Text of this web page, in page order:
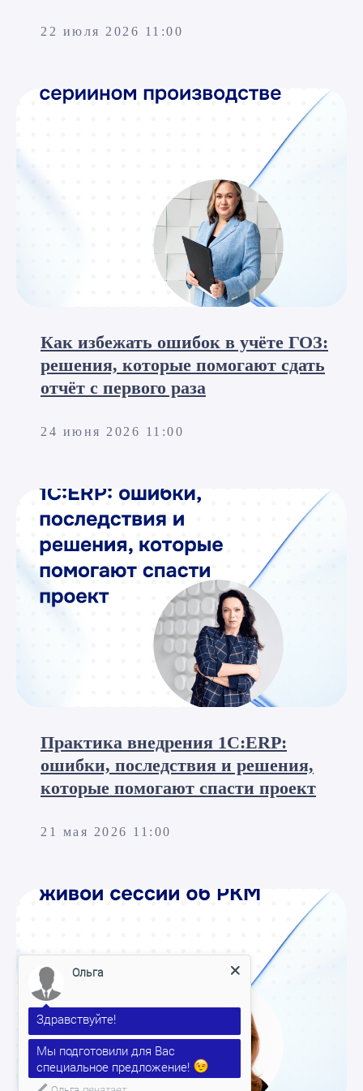
22 июля 2026 11:00
Как избежать ошибок в учёте ГОЗ:
решения, которые помогают сдать
отчёт с первого раза
24 июня 2026 11:00
Практика внедрения 1С:ERP:
ошибки, последствия и решения,
которые помогают спасти проект
21 мая 2026 11:00
Здравствуйте!
Мы подготовили для Вас
специальное предложение!
Расскажу подробнее. Напишите
мне!)